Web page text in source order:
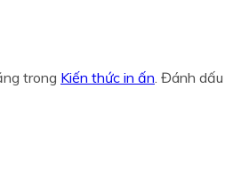
trong Kiến thức in ấn . Đánh dấu